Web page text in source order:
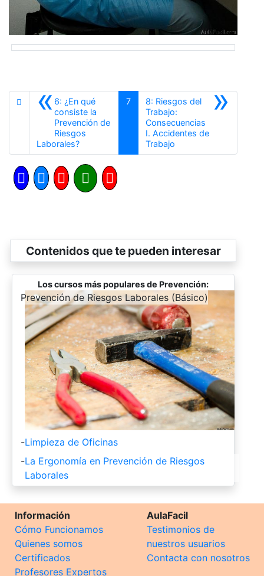
«6: ¿En qué
consiste la
Prevención de
Riesgos
Laborales?Anterior
7 »
8: Riesgos del
Trabajo:
Consecuencias
I. Accidentes de
Trabajo
Contenidos que te pueden interesar
Los cursos más populares de Prevención:
-
Prevención de Riesgos Laborales (Básico)
-Limpieza de Oficinas
-La Ergonomía en Prevención de Riesgos
Laborales
Información
Cómo Funcionamos
Quienes somos
Certificados
Profesores Expertos
AulaFacil
Testimonios de
nuestros usuarios
Contacta con nosotros